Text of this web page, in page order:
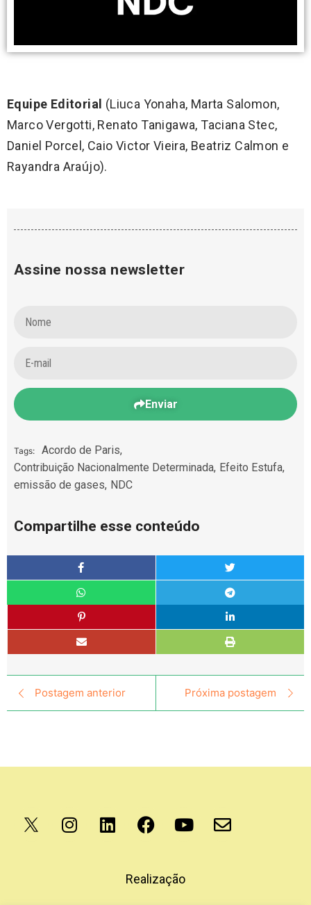
Equipe Editorial (Liuca Yonaha, Marta Salomon,
Marco Vergotti, Renato Tanigawa, Taciana Stec,
Daniel Porcel, Caio Victor Vieira, Beatriz Calmon e
Rayandra Araújo).
Assine nossa newsletter
Enviar
Tags: Acordo de Paris,
Contribuição Nacionalmente Determinada, Efeito Estufa,
emissão de gases, NDC
Compartilhe esse conteúdo
Postagem anterior Próxima postagem
Realização